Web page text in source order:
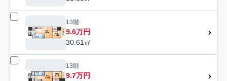
13階
9.6万円
30.61㎡
13階
9.7万円